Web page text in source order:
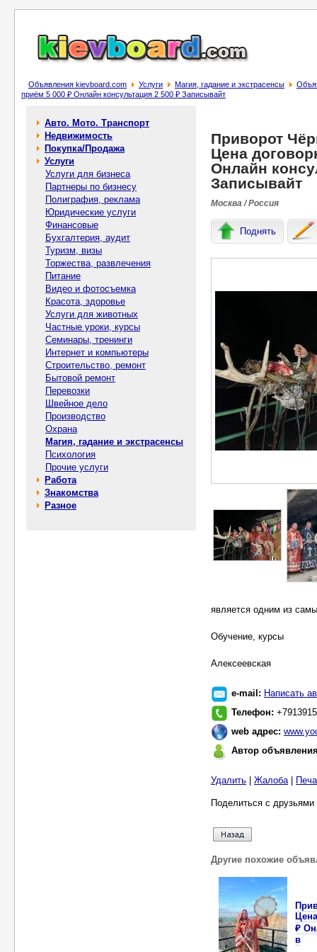
Объявления kievboard.com Услуги Магия, гадание и экстрасенсы
приём 5 000 ₽ Онлайн консультация 2 500 ₽ Записывайт
Авто. Мото. Транспорт
Недвижимость
Покупка/Продажа
Услуги
Услуги для бизнеса
Партнеры по бизнесу
Полиграфия, реклама
Юридические услуги
Финансовые
Бухгалтерия, аудит
Туризм, визы
Торжества, развлечения
Питание
Видео и фотосъемка
Красота, здоровье
Услуги для животных
Частные уроки, курсы
Семинары, тренинги
Интернет и компьютеры
Строительство, ремонт
Бытовой ремонт
Перевозки
Швейное дело
Производство
Охрана
Магия, гадание и экстрасенсы
Психология
Прочие услуги
Работа
Знакомства
Разное
Приворот
Цена
Онлайн
Записывайт
Москва / Россия
Поднять
является одним из
Обучение, курсы
Алексеевская
e-mail: Написать
Телефон:
web адрес:
Автор
Удалить Жалоба|
Поделиться с
Другие похожие
₽
в